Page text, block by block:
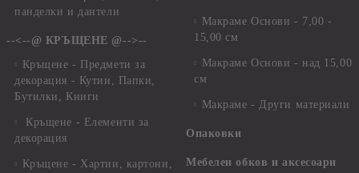
панделки и дантели
--<--@ КРЪЩЕНЕ @-->--
Кръщене - Предмети за
декорация - Кутии, Папки,
Бутилки, Книги
Кръщене - Елементи за
декорация
Кръщене - Хартии, картони,
Макраме Основи - 7,00 -
15,00 см
Макраме Основи - над 15,00
см
Макраме - Други материали
Опаковки
Мебелен обков и аксесоари